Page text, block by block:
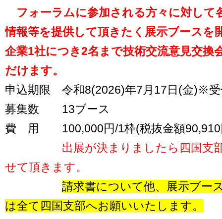
フォーラムに参加される方々に対して
情報等を提供して頂きたく展示ブースを
企業1社につき2名まで技術交流意見交換
だけます。
申込期限 令和8(2026)年7月17日(金)※受
募集数 13ブース
費 用 100,000円/1枠(税抜金額90,910
出展が決まりましたら四国支部
せて頂きます。
請求書について他、展示ブー
は全て四国支部へお願いいたします。